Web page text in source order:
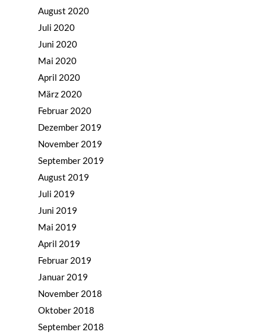
August 2020
Juli 2020
Juni 2020
Mai 2020
April 2020
März 2020
Februar 2020
Dezember 2019
November 2019
September 2019
August 2019
Juli 2019
Juni 2019
Mai 2019
April 2019
Februar 2019
Januar 2019
November 2018
Oktober 2018
September 2018